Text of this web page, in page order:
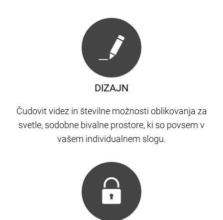
DIZAJN
Čudovit videz in številne možnosti oblikovanja za
svetle, sodobne bivalne prostore, ki so povsem v
vašem individualnem slogu.